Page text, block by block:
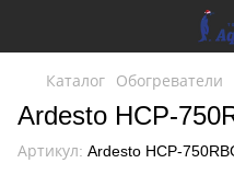
Каталог Обогреватели
Ardesto HCP-
Артикул: Ardesto HCP-